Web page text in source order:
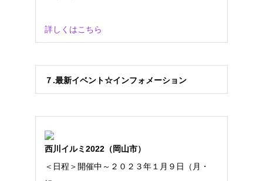
詳しくはこちら
７ .最新イベント☆インフォメーション
西川イルミ2022（岡山市）
＜日程＞開催中～２０２３年１月９日（月・